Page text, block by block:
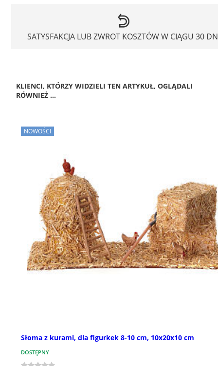
SATYSFAKCJA LUB ZWROT KOSZTÓW W CIĄGU 30
KLIENCI, KTÓRZY WIDZIELI TEN ARTYKUŁ, OGLĄDALI
RÓWNIEŻ ...
NOWOŚCI
Słoma z kurami, dla figurkek 8-10 cm, 10x20x10 cm
DOSTĘPNY